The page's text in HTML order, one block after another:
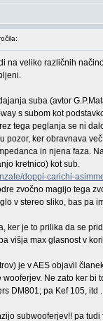
na veliko različnih
suba (avtor
s subom kot
tega peglanja se ni
pozor, ker obravnava
in njena faza.
kretnico) kot sub.
doppi-carichi-
zvočno magijo tega
v stereo sliko, bas pa
ker je to prilika da se
višja max glasnost v
je v AES objavil
Ne zato ker bi
DM801; pa Kef 105,
subwooferjev!! pa